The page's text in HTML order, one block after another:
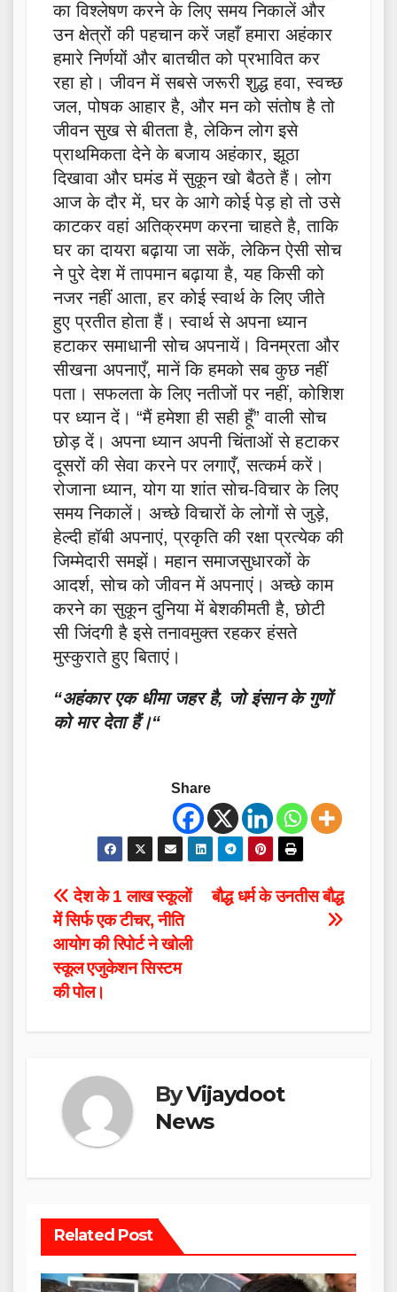
का विश्लेषण करने के लिए समय निकालें और
उन क्षेत्रों की पहचान करें जहाँ हमारा अहंकार
हमारे निर्णयों और बातचीत को प्रभावित कर
रहा हो। जीवन में सबसे जरूरी शुद्ध हवा, स्वच्छ
जल, पोषक आहार है, और मन को संतोष है तो
जीवन सुख से बीतता है, लेकिन लोग इसे
प्राथमिकता देने के बजाय अहंकार, झूठा
दिखावा और घमंड में सुकून खो बैठते हैं। लोग
आज के दौर में, घर के आगे कोई पेड़ हो तो उसे
काटकर वहां अतिक्रमण करना चाहते है, ताकि
घर का दायरा बढ़ाया जा सकें, लेकिन ऐसी सोच
ने पुरे देश में तापमान बढ़ाया है, यह किसी को
नजर नहीं आता, हर कोई स्वार्थ के लिए जीते
हुए प्रतीत होता हैं। स्वार्थ से अपना ध्यान
हटाकर समाधानी सोच अपनायें। विनम्रता और
सीखना अपनाएँ, मानें कि हमको सब कुछ नहीं
पता। सफलता के लिए नतीजों पर नहीं, कोशिश
पर ध्यान दें। “मैं हमेशा ही सही हूँ” वाली सोच
छोड़ दें। अपना ध्यान अपनी चिंताओं से हटाकर
दूसरों की सेवा करने पर लगाएँ, सत्कर्म करें।
रोजाना ध्यान, योग या शांत सोच-विचार के लिए
समय निकालें। अच्छे विचारों के लोगों से जुड़े,
हेल्दी हॉबी अपनाएं, प्रकृति की रक्षा प्रत्येक की
जिम्मेदारी समझें। महान समाजसुधारकों के
आदर्श, सोच को जीवन में अपनाएं। अच्छे काम
करने का सुकून दुनिया में बेशकीमती है, छोटी
सी जिंदगी है इसे तनावमुक्त रहकर हंसते
मुस्कुराते हुए बिताएं।
“अहंकार एक धीमा जहर है, जो इंसान के गुणों
को मार देता हैं।“
Share
Post
navigation
बौद्ध धर्म के उनतीस बौद्ध
देश के 1 लाख स्कूलों
में सिर्फ एक टीचर, नीति
आयोग की रिपोर्ट ने खोली
स्कूल एजुकेशन सिस्टम
की पोल।
ByVijaydoot
News
Related Post